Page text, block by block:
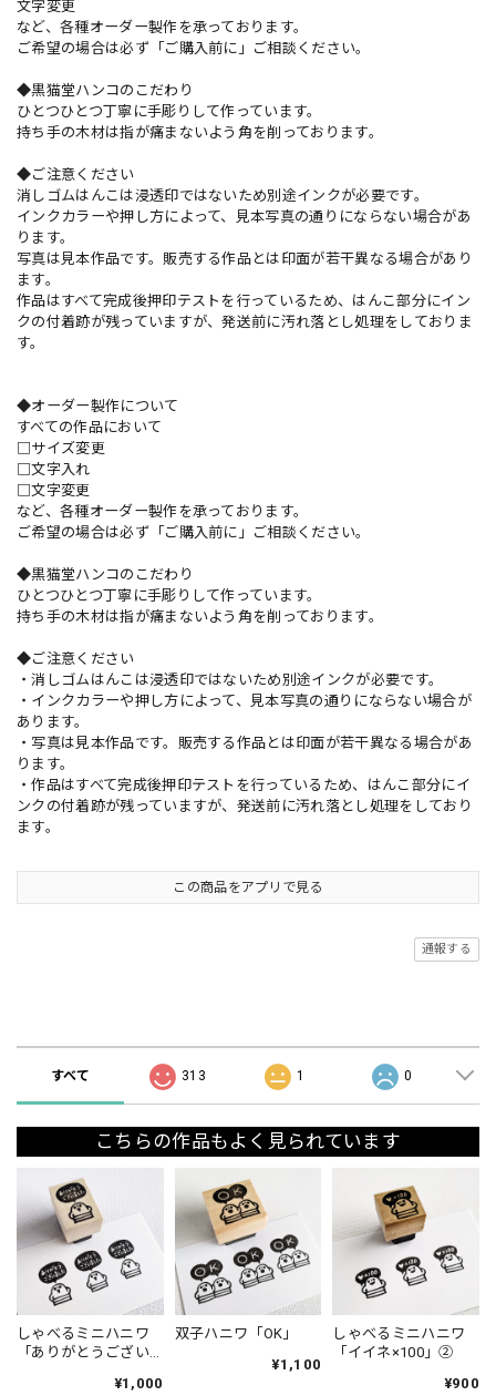
文字変更
など、各種オーダー製作を承っております。
ご希望の場合は必ず「ご購入前に」ご相談ください。
◆黒猫堂ハンコのこだわり
ひとつひとつ丁寧に手彫りして作っています。
持ち手の木材は指が痛まないよう角を削っております。
◆ご注意ください
消しゴムはんこは浸透印ではないため別途インクが必要です。
インクカラーや押し方によって、見本写真の通りにならない場合があ
ります。
写真は見本作品です。販売する作品とは印面が若干異なる場合があり
ます。
作品はすべて完成後押印テストを行っているため、はんこ部分にイン
クの付着跡が残っていますが、発送前に汚れ落とし処理をしておりま
す。
◆オーダー製作について
すべての作品において
□サイズ変更
□文字入れ
□文字変更
など、各種オーダー製作を承っております。
ご希望の場合は必ず「ご購入前に」ご相談ください。
◆黒猫堂ハンコのこだわり
ひとつひとつ丁寧に手彫りして作っています。
持ち手の木材は指が痛まないよう角を削っております。
◆ご注意ください
・消しゴムはんこは浸透印ではないため別途インクが必要です。
・インクカラーや押し方によって、見本写真の通りにならない場合が
あります。
・写真は見本作品です。販売する作品とは印面が若干異なる場合があ
ります。
・作品はすべて完成後押印テストを行っているため、はんこ部分にイ
ンクの付着跡が残っていますが、発送前に汚れ落とし処理をしており
ます。
この商品をアプリで見る
通報する
すべて 313 1 0
こちらの作品もよく見られています
しゃべるミニハニワ
「ありがとうござい
¥1,000
双子ハニワ「OK」
¥1,100
しゃべるミニハニワ
「イイネ×100」②
¥900